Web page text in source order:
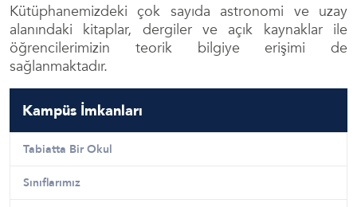
Kampüs İmkanları
Tabiatta Bir Okul
Sınıflarımız
Kütüphanemizdeki çok sayıda astronomi ve uzay
alanındaki kitaplar, dergiler ve açık kaynaklar ile
öğrencilerimizin teorik bilgiye erişimi de
sağlanmaktadır.